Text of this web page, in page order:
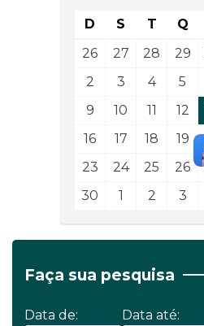
D S T Q
26
27 28 29
2
3 4 5
9
10 11 12
16
17 18 19
23
24 25 26
30
1 2 3
Faça sua pesquisa
Data de: Data até: